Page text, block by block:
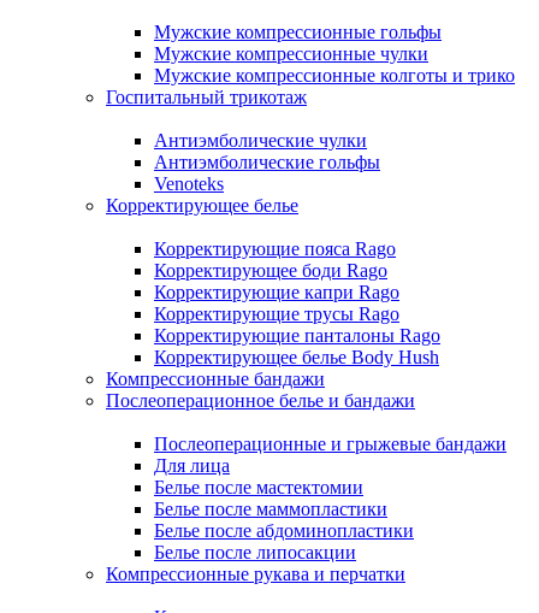
Мужские компрессионные гольфы
Мужские компрессионные чулки
Мужские компрессионные колготы и трико
Госпитальный трикотаж
Антиэмболические чулки
Антиэмболические гольфы
Venoteks
Корректирующее белье
Корректирующие пояса Rago
Корректирующее боди Rago
Корректирующие капри Rago
Корректирующие трусы Rago
Корректирующие панталоны Rago
Корректирующее белье Body Hush
Компрессионные бандажи
Послеоперационное белье и бандажи
Послеоперационные и грыжевые бандажи
Для лица
Белье после мастектомии
Белье после маммопластики
Белье после абдоминопластики
Белье после липосакции
Компрессионные рукава и перчатки